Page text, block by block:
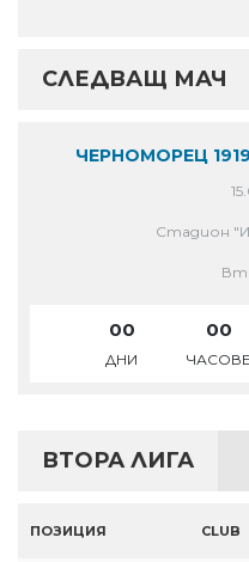
СЛЕДВАЩ МАЧ
ЧЕРНОМОРЕЦ
Стадион
00
ДНИ
00
ЧАСОВЕ
ВТОРА ЛИГА
ПОЗИЦИЯ CLUB